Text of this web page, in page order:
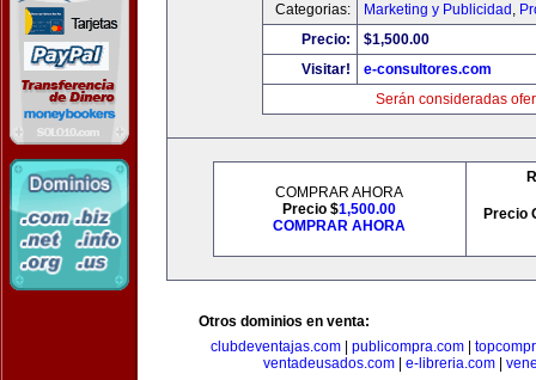
Categorias:
Marketing y Publicidad ,
Precio:
$1,500.00
Visitar!
e-consultores.com
Serán consideradas
COMPRAR AHORA
Precio $1,500.00
COMPRAR AHORA
Precio
Otros dominios en venta:
clubdeventajas.com
publicompra.com
ventadeusados.com| e-libreria.com|